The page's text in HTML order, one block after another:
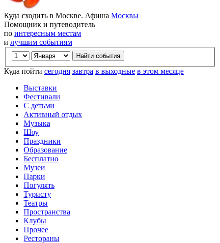
Куда сходить в Москве. Афиша Москвы
Помощник и путеводитель
по интересным местам
и лучшим событиям
Куда пойти сегодня завтра в выходные в этом месяце
Выставки
Фестивали
С детьми
Активный отдых
Музыка
Шоу
Праздники
Образование
Бесплатно
Музеи
Парки
Погулять
Туристу
Театры
Пространства
Клубы
Прочее
Рестораны